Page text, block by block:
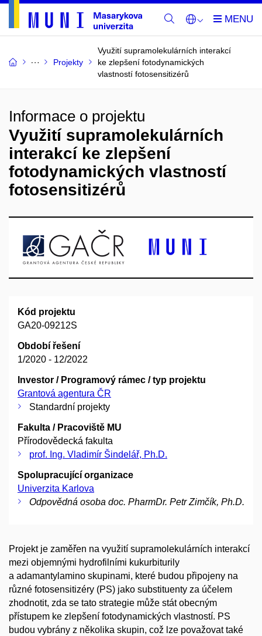
Projekty
Využití supramolekulárních interakcí
ke zlepšení fotodynamických
vlastností fotosensitizérů
Informace o projektu
Využití supramolekulárních
interakcí ke zlepšení
fotodynamických vlastností
fotosensitizérů
Kód projektu
GA20-09212S
Období řešení
1/2020 - 12/2022
Investor / Programový rámec / typ projektu
Grantová agentura ČR
Standardní projekty
Fakulta / Pracoviště MU
Přírodovědecká fakulta
prof. Ing. Vladimír Šindelář, Ph.D.
Spolupracující organizace
Univerzita Karlova
Odpovědná osoba doc. PharmDr. Petr Zimčík, Ph.D.
Projekt je zaměřen na využití supramolekulárních interakcí
mezi objemnými hydrofilními kukurbiturily
a adamantylamino skupinami, které budou připojeny na
různé fotosensitizéry (PS) jako substituenty za účelem
zhodnotit, zda se tato strategie může stát obecným
přístupem ke zlepšení fotodynamických vlastností. PS
budou vybrány z několika skupin, což lze považovat také